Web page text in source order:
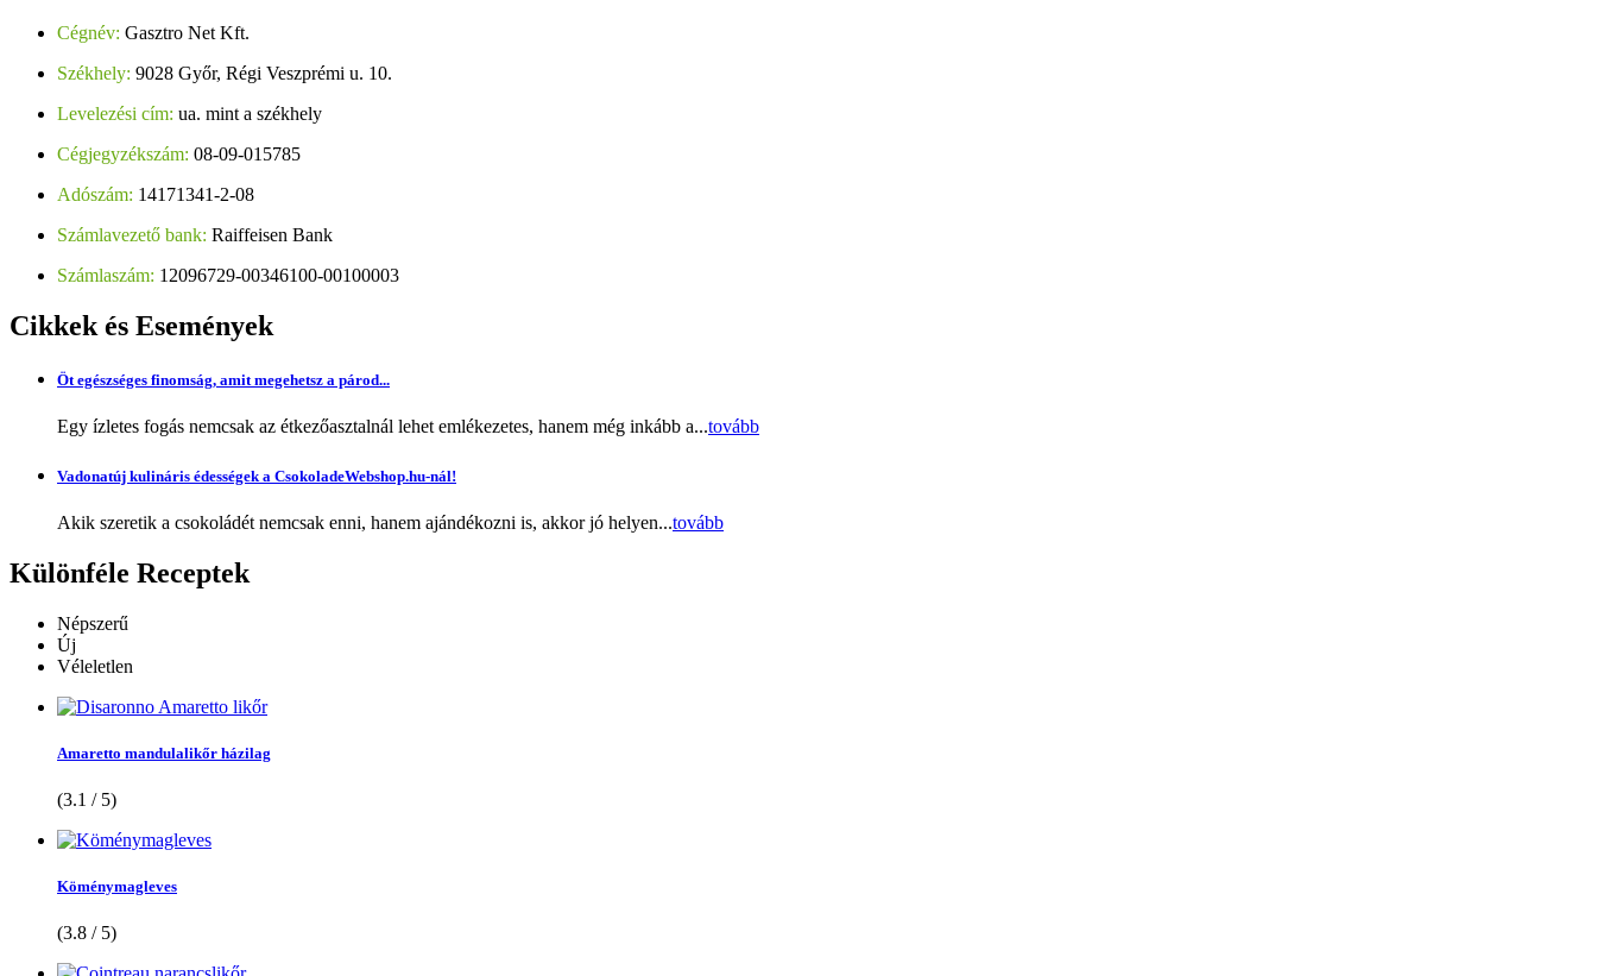
Cégnév: Gasztro Net Kft.
Székhely: 9028 Győr, Régi Veszprémi u. 10.
Levelezési cím: ua. mint a székhely
Cégjegyzékszám: 08-09-015785
Adószám: 14171341-2-08
Számlavezető bank: Raiffeisen Bank
Számlaszám: 12096729-00346100-00100003
Cikkek és Események
Öt egészséges finomság, amit megehetsz a párod...
Egy ízletes fogás nemcsak az étkezőasztalnál lehet emlékezetes, hanem még inkább a...tovább
Vadonatúj kulináris édességek a CsokoladeWebshop.hu-nál!
Akik szeretik a csokoládét nemcsak enni, hanem ajándékozni is, akkor jó helyen...tovább
Különféle Receptek
Népszerű
Új
Véleletlen
Amaretto mandulalikőr házilag
(3.1 / 5)
Köménymagleves
(3.8 / 5)